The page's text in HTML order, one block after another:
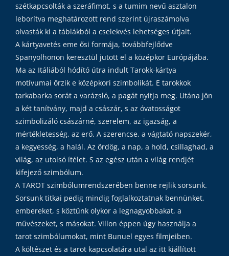
szétkapcsolták a szeráfimot, s a tumim nevű asztalon
leborítva meghatározott rend szerint újraszámolva
olvasták ki a táblákból a cselekvés lehetséges útjait.
A kártyavetés eme ősi formája, továbbfejlődve
Spanyolhonon keresztül jutott el a középkor Európájába.
Ma az Itáliából hódító útra indult Tarokk-kártya
motívumai őrzik e középkori szimbolikát. E tarokkok
tarkabarka sorát a varázsló, a pagát nyitja meg. Utána jön
a két tanítvány, majd a császár, s az óvatosságot
szimbolizáló császárné, szerelem, az igazság, a
mértékletesség, az erő. A szerencse, a vágtató napszekér,
a kegyesség, a halál. Az ördög, a nap, a hold, csillaghad, a
világ, az utolsó ítélet. S az egész után a világ rendjét
kifejező szimbólum.
A TAROT szimbólumrendszerében benne rejlik sorsunk.
Sorsunk titkai pedig mindig foglalkoztatnak bennünket,
embereket, s köztünk olykor a legnagyobbakat, a
művészeket, s másokat. Villon éppen úgy használja a
tarot szimbólumokat, mint Bunuel egyes filmjeiben.
A költészet és a tarot kapcsolatára utal az itt kiállított